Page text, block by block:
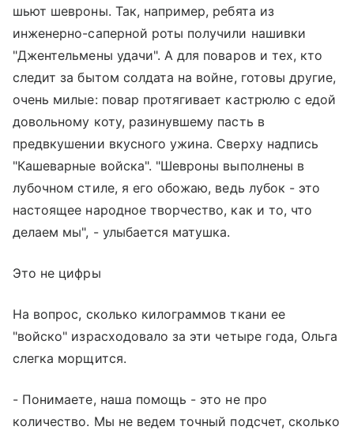
шьют шевроны. Так, например, ребята из
инженерно-саперной роты получили нашивки
"Джентельмены удачи". А для поваров и тех, кто
следит за бытом солдата на войне, готовы другие,
очень милые: повар протягивает кастрюлю с едой
довольному коту, разинувшему пасть в
предвкушении вкусного ужина. Сверху надпись
"Кашеварные войска". "Шевроны выполнены в
лубочном стиле, я его обожаю, ведь лубок - это
настоящее народное творчество, как и то, что
делаем мы", - улыбается матушка.
Это не цифры
На вопрос, сколько килограммов ткани ее
"войско" израсходовало за эти четыре года, Ольга
слегка морщится.
- Понимаете, наша помощь - это не про
количество. Мы не ведем точный подсчет, сколько